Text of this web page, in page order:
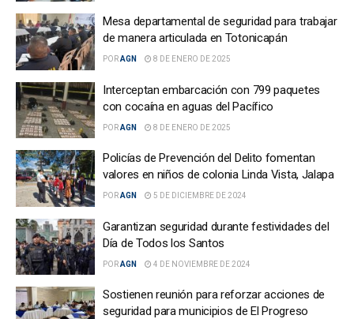
Mesa departamental de seguridad para trabajar
de manera articulada en Totonicapán
PORAGN 8 DE ENERO DE 2025
Interceptan embarcación con 799 paquetes
con cocaína en aguas del Pacífico
PORAGN 8 DE ENERO DE 2025
Policías de Prevención del Delito fomentan
valores en niños de colonia Linda Vista, Jalapa
PORAGN 5 DE DICIEMBRE DE 2024
Garantizan seguridad durante festividades del
Día de Todos los Santos
PORAGN 4 DE NOVIEMBRE DE 2024
Sostienen reunión para reforzar acciones de
seguridad para municipios de El Progreso